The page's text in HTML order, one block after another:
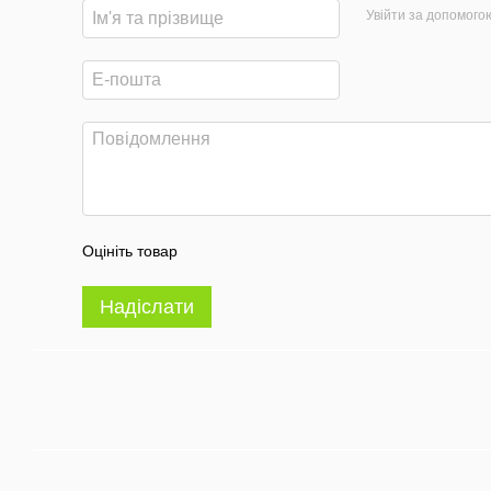
Увійти за
Оцініть товар
Надіслати